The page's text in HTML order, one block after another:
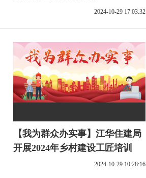
2024-10-29 17:03:32
【我为群众办实事】江华住建局
开展2024年乡村建设工匠培训
2024-10-29 10:28:16